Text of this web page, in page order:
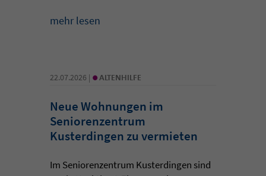
mehr lesen
22.07.2026 | • ALTENHILFE
Neue Wohnungen im
Seniorenzentrum
Kusterdingen zu vermieten
Im Seniorenzentrum Kusterdingen sind